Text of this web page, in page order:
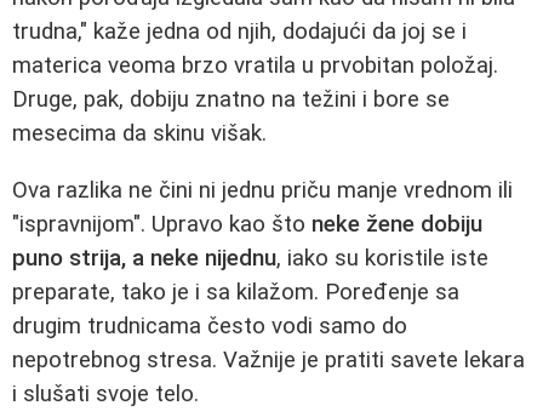
trudna," kaže jedna od njih, dodajući da joj se i
materica veoma brzo vratila u prvobitan položaj.
Druge, pak, dobiju znatno na težini i bore se
mesecima da skinu višak.
Ova razlika ne čini ni jednu priču manje vrednom ili
"ispravnijom". Upravo kao što neke žene dobiju
puno strija, a neke nijednu, iako su koristile iste
preparate, tako je i sa kilažom. Poređenje sa
drugim trudnicama često vodi samo do
nepotrebnog stresa. Važnije je pratiti savete lekara
i slušati svoje telo.